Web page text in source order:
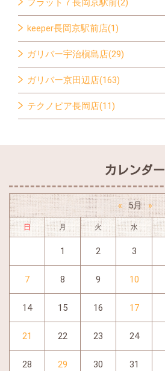
フラット７長岡京駅前(2)
keeper長岡京駅前店(1)
ガリバー宇治槇島店(29)
ガリバー京田辺店(163)
テクノピア長岡店(11)
カレンダー
« 5月 »
日 月 火 水
1 2 3
7 8 9 10
14 15 16 17
21 22 23 24
28 29 30 31